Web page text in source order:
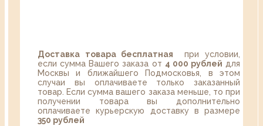
Доставка товара бесплатная при условии,
если сумма Вашего заказа от 4 000 рублей для
Москвы и ближайшего Подмосковья, в этом
случаи вы оплачиваете только заказанный
товар. Если сумма вашего заказа меньше, то при
получении товара вы дополнительно
оплачиваете курьерскую доставку в размере
350 рублей